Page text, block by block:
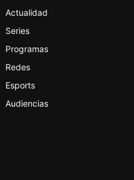
Actualidad
Series
Programas
Redes
Esports
Audiencias